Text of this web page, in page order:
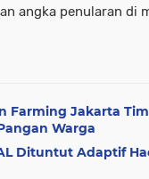
angka penularan di
Farming Jakarta
Warga
Dituntut Adaptif